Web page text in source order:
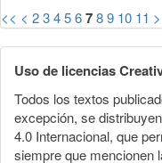
<< < 23456789 10 11 >
Uso de licencias
Todos los textos
excepción, se
4.0 Internacional, que
siempre que mencionen